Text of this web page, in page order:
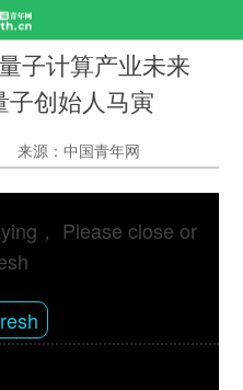
子计算产业未来
创始人马寅
来源：中国青年网
， Please close or